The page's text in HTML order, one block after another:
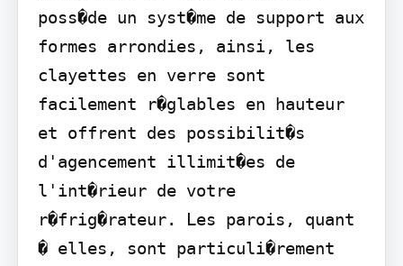
poss�de un syst�me de support aux
formes arrondies, ainsi, les
clayettes en verre sont
facilement r�glables en hauteur
et offrent des possibilit�s
d'agencement illimit�es de
l'int�rieur de votre
r�frig�rateur. Les parois, quant
� elles, sont particuli�rement